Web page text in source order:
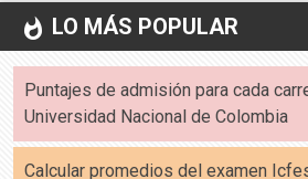
whatshot LO MÁS POPULAR
Puntajes de admisión para cada
Universidad Nacional de Colombia
Calcular promedios del examen